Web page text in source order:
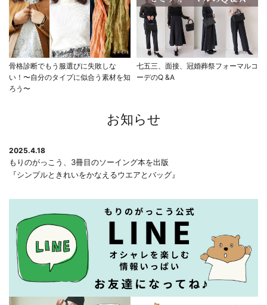
骨格診断でもう服選びに失敗しな
い！〜自分のタイプに似合う素材を知
ろう〜
七五三、面接、冠婚葬祭フォーマルコ
ーデのQ &A
お知らせ
2025.4.18
もりのがっこう、3冊目のソーイング本を出版
『シンプルときれいをかなえるウエアとバッグ』